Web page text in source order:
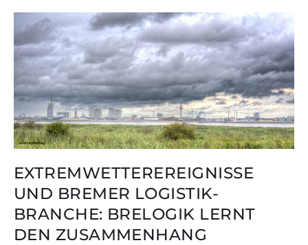
EXTREMWETTEREREIGNISSE
UND BREMER LOGISTIK-
BRANCHE: BRELOGIK LERNT
DEN ZUSAMMENHANG